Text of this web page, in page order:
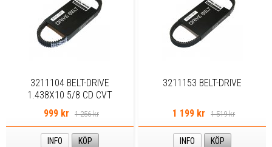
3211104 BELT-DRIVE
1.438X10 5/8 CD CVT
999 kr
1 256 kr
INFO KÖP
3211153 BELT-DRIVE
1 199 kr 1 519 kr
INFO KÖP